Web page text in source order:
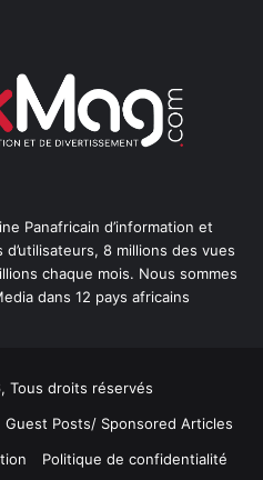
Panafricain d’information et
8 millions des vues
chaque mois. Nous sommes
dans 12 pays africains
Tous droits réservés
Guest Posts/ Sponsored Articles
Politique de confidentialité